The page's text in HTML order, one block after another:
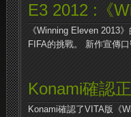
E3 2012 :《
《Winning Eleven 2013
FIFA的挑戰。 新作宣傳
Konami確認
Konami確認了VITA版《